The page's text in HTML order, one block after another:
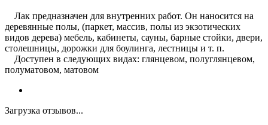
Лак предназначен для внутренних работ. Он наносится на
деревянные полы, (паркет, массив, полы из экзотических
видов дерева) мебель, кабинеты, сауны, барные стойки, двери,
столешницы, дорожки для боулинга, лестницы и т. п.
Доступен в следующих видах: глянцевом, полуглянцевом,
полуматовом, матовом
Загрузка отзывов...